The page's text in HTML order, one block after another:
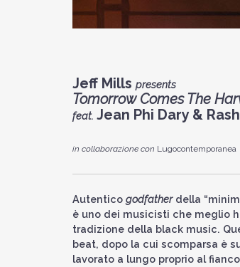
Jeff Mills presents
Tomorrow Comes The
feat. Jean Phi Dary &
in collaborazione con Lugocontemporanea
Autentico godfatherdella
è uno dei musicisti che meglio
tradizione della black music.
beat, dopo la cui scomparsa è
lavorato a lungo proprio al